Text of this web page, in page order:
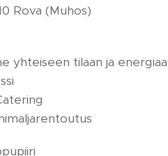
Rova (Muhos)
yhteiseen tilaan ja